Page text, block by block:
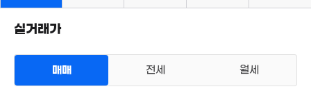
2.3억
실거래가
매매 전세 월세